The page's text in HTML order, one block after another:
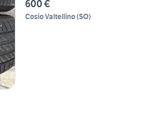
600 €
Cosio Valtellino(SO)